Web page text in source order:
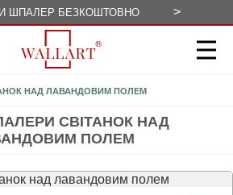
ШПАЛЕР БЕЗКОШТОВНО >
СВІТАНОК НАД
ПОЛЕМ
НАД ЛАВАНДОВИМ ПОЛЕМ